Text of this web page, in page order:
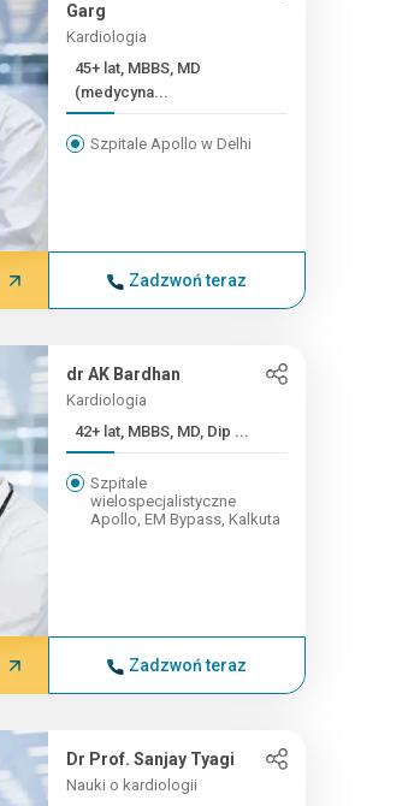
Garg
Kardiologia
45+ lat, MBBS, MD
(medycyna...
Szpitale Apollo w Delhi
Zadzwoń teraz
dr AK Bardhan
Kardiologia
42+ lat, MBBS, MD, Dip ...
Szpitale
wielospecjalistyczne
Apollo, EM Bypass, Kalkuta
Zadzwoń teraz
Dr Prof. Sanjay Tyagi
Nauki o kardiologii